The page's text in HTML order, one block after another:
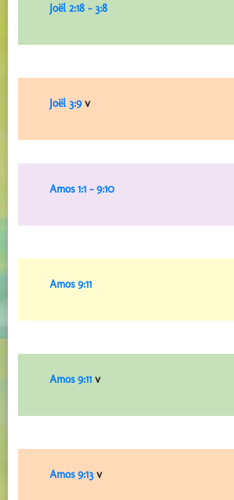
Joël 2:18 – 3:8
Joël 3:9 v
Amos 1:1 – 9:10
Amos 9:11
Amos 9:11 v
Amos 9:13 v